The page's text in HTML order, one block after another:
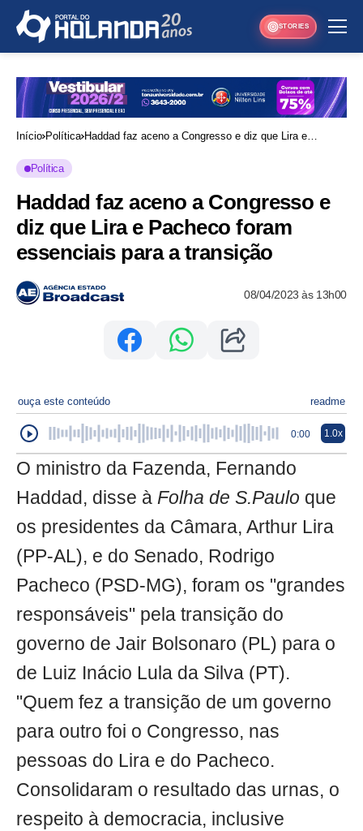
STORIES
Início Política Haddad faz aceno a Congresso e diz que Lira e
Política
Haddad faz aceno a Congresso e
diz que Lira e Pacheco foram
essenciais para a transição
08/04/2023 às 13h00
ouça este conteúdo readme
0:00 1.0x
O ministro da Fazenda, Fernando
Haddad, disse à Folha de S.Paulo que
os presidentes da Câmara, Arthur Lira
(PP-AL), e do Senado, Rodrigo
Pacheco (PSD-MG), foram os "grandes
responsáveis" pela transição do
governo de Jair Bolsonaro (PL) para o
de Luiz Inácio Lula da Silva (PT).
"Quem fez a transição de um governo
para outro foi o Congresso, nas
pessoas do Lira e do Pacheco.
Consolidaram o resultado das urnas, o
respeito à democracia, inclusive